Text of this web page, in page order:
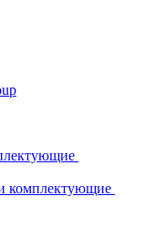
комплектующие